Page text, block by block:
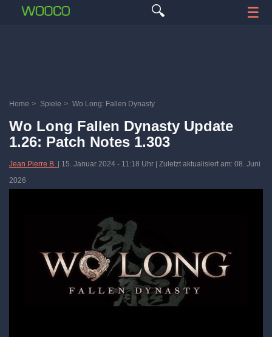
🔍 ☰
Home > Spiele > Wo Long: Fallen Dynasty
Wo Long Fallen Dynasty Update
1.26: Patch Notes 1.303
Jean Pierre B. 15. Januar 2024 - 11:18 Uhr | Zuletzt aktualisiert am: 08. Juni
2026